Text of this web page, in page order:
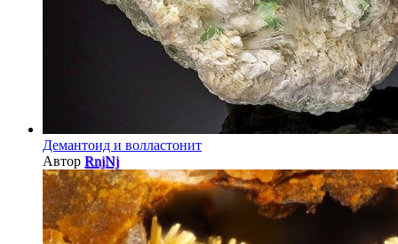
Демантоид и волластонит
Автор RnjNj